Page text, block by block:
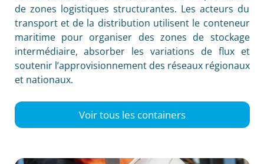
de zones logistiques structurantes. Les acteurs du
transport et de la distribution utilisent le conteneur
maritime pour organiser des zones de stockage
intermédiaire, absorber les variations de flux et
soutenir l’approvisionnement des réseaux régionaux
et nationaux.
Voir tous les containers